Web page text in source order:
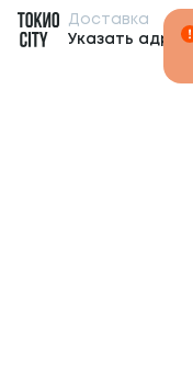
Доставка
Указать адрес